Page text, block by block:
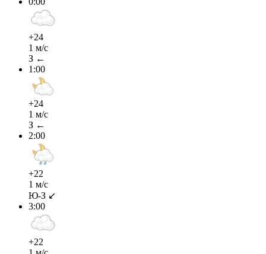
+24
1 м/с
З ←
1:00
+24
1 м/с
З ←
2:00
+22
1 м/с
Ю-З ↙
3:00
+22